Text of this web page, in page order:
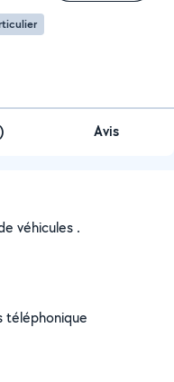
) Avis
véhicules .
téléphonique